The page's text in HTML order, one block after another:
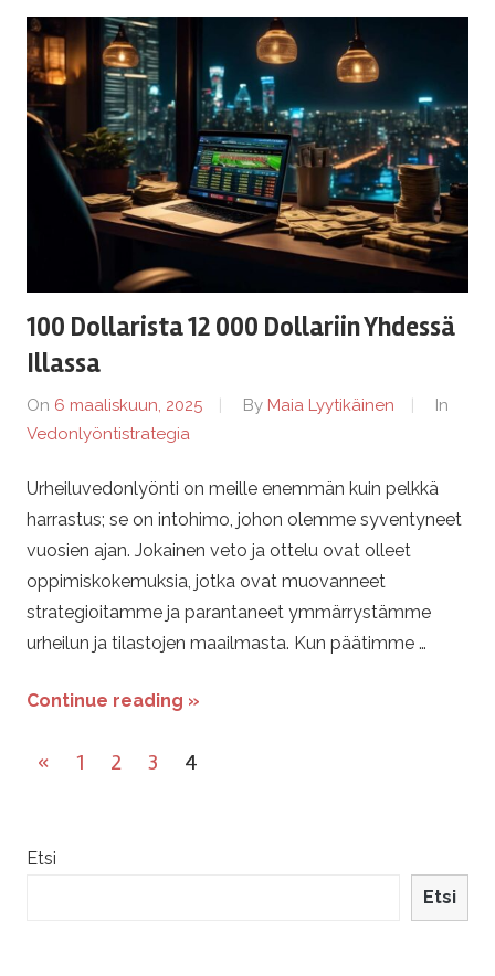
100 Dollarista 12 000 Dollariin Yhdessä
Illassa
On 6 maaliskuun, 2025 By Maia Lyytikäinen
In
Vedonlyöntistrategia
Urheiluvedonlyönti on meille enemmän kuin pelkkä
harrastus; se on intohimo, johon olemme syventyneet
vuosien ajan. Jokainen veto ja ottelu ovat olleet
oppimiskokemuksia, jotka ovat muovanneet
strategioitamme ja parantaneet ymmärrystämme
urheilun ja tilastojen maailmasta. Kun päätimme …
Continue reading »
Artikkelien
« Previous
1 2 3 4
Etsi
Etsi